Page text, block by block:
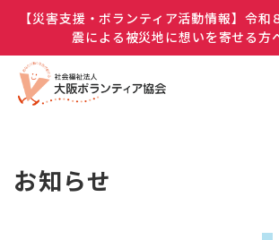
【災害支援・ボランティア活動情報】令和
震による被災地に想いを寄せる方
お知らせ